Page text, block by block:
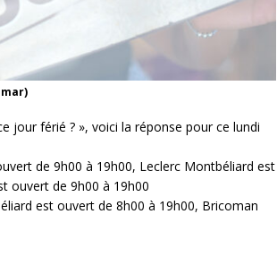
jour férié ? », voici la réponse pour ce lundi
de 9h00 à 19h00, Leclerc Montbéliard est
ouvert de 9h00 à 19h00
est ouvert de 8h00 à 19h00, Bricoman